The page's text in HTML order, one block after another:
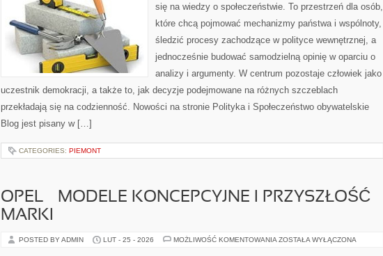
się na wiedzy o społeczeństwie. To przestrzeń dla osób,
które chcą pojmować mechanizmy państwa i wspólnoty,
śledzić procesy zachodzące w polityce wewnętrznej, a
jednocześnie budować samodzielną opinię w oparciu o
analizy i argumenty. W centrum pozostaje człowiek jako
uczestnik demokracji, a także to, jak decyzje podejmowane na różnych szczeblach
przekładają się na codzienność. Nowości na stronie Polityka i Społeczeństwo obywatelskie
Blog jest pisany w […]
CATEGORIES: PIEMONT
OPEL – MODELE KONCEPCYJNE I PRZYSZŁOŚĆ
MARKI
POSTED BY ADMIN LUT - 25 - 2026 MOŻLIWOŚĆ KOMENTOWANIA OPEL
ZOSTAŁA WYŁĄCZONA